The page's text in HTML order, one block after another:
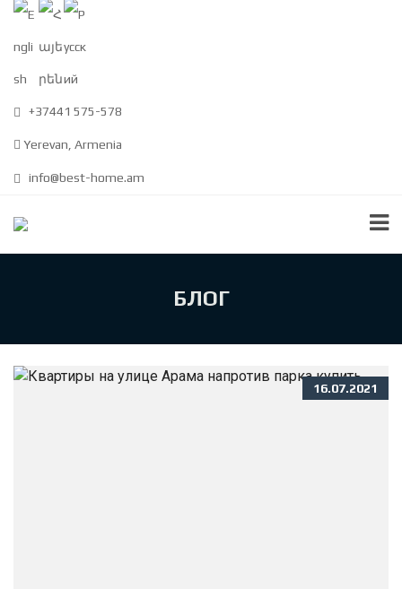
+37441 575-578
Yerevan, Armenia
info@best-home.am
БЛОГ
16.07.2021